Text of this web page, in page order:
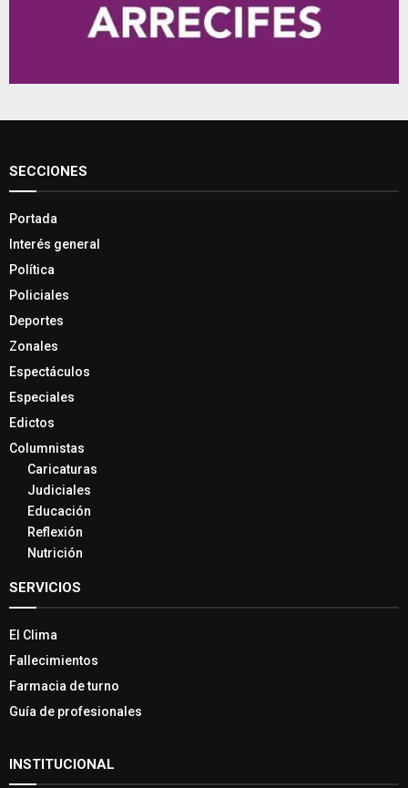
SECCIONES
Portada
Interés general
Política
Policiales
Deportes
Zonales
Espectáculos
Especiales
Edictos
Columnistas
Caricaturas
Judiciales
Educación
Reflexión
Nutrición
SERVICIOS
El Clima
Fallecimientos
Farmacia de turno
Guía de profesionales
INSTITUCIONAL